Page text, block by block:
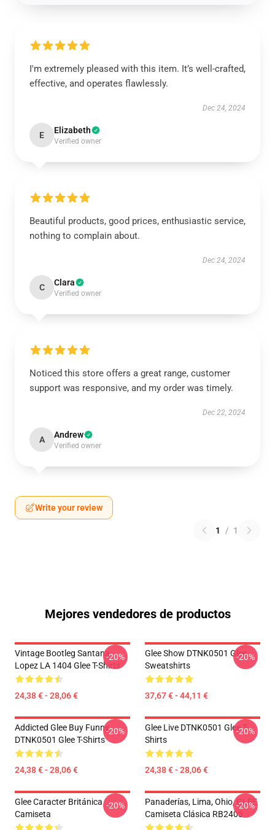
I'm extremely pleased with this item. It’s well-crafted,
effective, and operates flawlessly.
Dec 24, 2024
E Elizabeth
Verified owner
Beautiful products, good prices, enthusiastic service,
nothing to complain about.
Dec 24, 2024
C Clara
Verified owner
Noticed this store offers a great range, customer
support was responsive, and my order was timely.
Dec 22, 2024
A Andrew
Verified owner
Write your review
1 / 1
Mejores vendedores de productos
Vintage Bootleg Santana
Lopez LA 1404 Glee T-Shirts
24,38 € - 28,06 €
-20%
Glee Show DTNK0501 Glee
Sweatshirts
37,67 € - 44,11 €
-20%
Addicted Glee Buy Funny
DTNK0501 Glee T-Shirts
24,38 € - 28,06 €
-20%
Glee Live DTNK0501 Glee T-
Shirts
24,38 € - 28,06 €
-20%
Glee Caracter Británica
Camiseta
-20%
Panaderías, Lima, Ohio, GLEE
Camiseta Clásica RB2403
-20%